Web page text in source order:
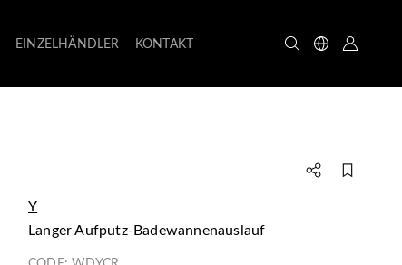
EINZELHÄNDLER KONTAKT
Y
langer Aufputz-Badewannenauslauf